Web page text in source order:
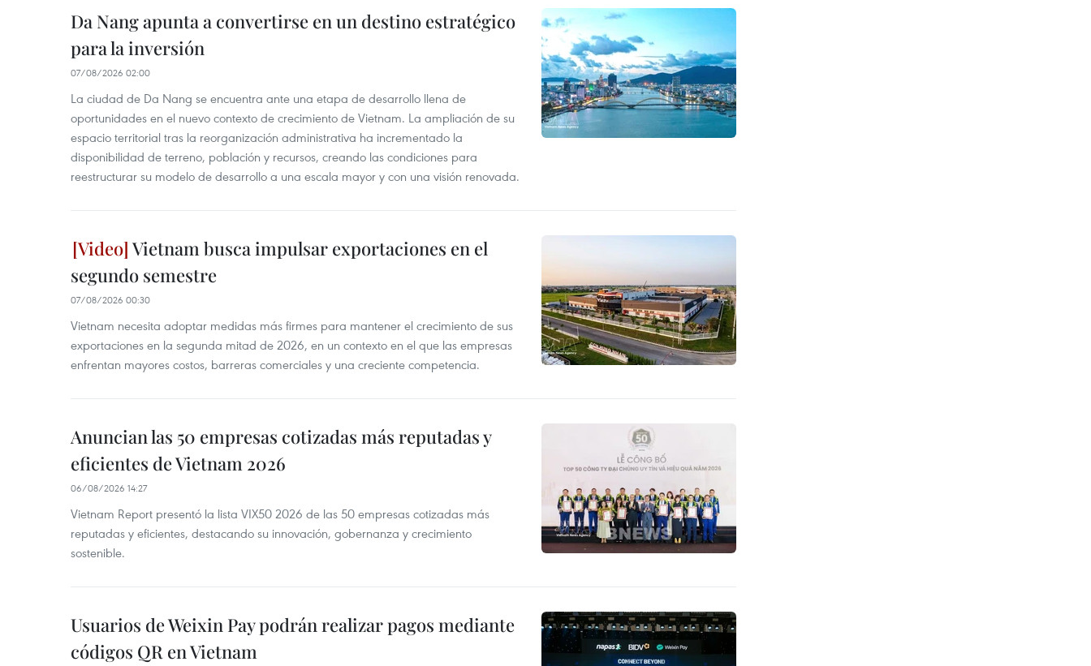
Da Nang apunta a convertirse en un destino estratégico
para la inversión
07/08/2026 02:00
La ciudad de Da Nang se encuentra ante una etapa de desarrollo llena de
oportunidades en el nuevo contexto de crecimiento de Vietnam. La ampliación de su
espacio territorial tras la reorganización administrativa ha incrementado la
disponibilidad de terreno, población y recursos, creando las condiciones para
reestructurar su modelo de desarrollo a una escala mayor y con una visión renovada.
Vietnam busca impulsar exportaciones en el
segundo semestre
07/08/2026 00:30
Vietnam necesita adoptar medidas más firmes para mantener el crecimiento de sus
exportaciones en la segunda mitad de 2026, en un contexto en el que las empresas
enfrentan mayores costos, barreras comerciales y una creciente competencia.
Anuncian las 50 empresas cotizadas más reputadas y
eficientes de Vietnam 2026
06/08/2026 14:27
Vietnam Report presentó la lista VIX50 2026 de las 50 empresas cotizadas más
reputadas y eficientes, destacando su innovación, gobernanza y crecimiento
sostenible.
Usuarios de Weixin Pay podrán realizar pagos mediante
códigos QR en Vietnam